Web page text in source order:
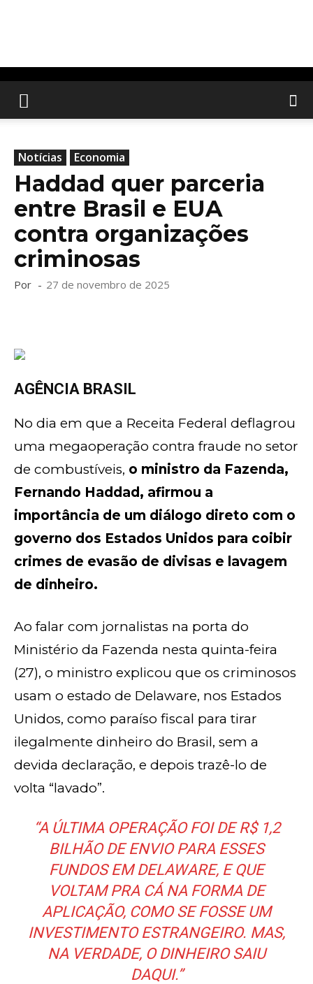
Notícias Economia
Haddad quer parceria
entre Brasil e EUA
contra organizações
criminosas
Por - 27 de novembro de 2025
AGÊNCIA BRASIL
No dia em que a Receita Federal deflagrou
uma megaoperação contra fraude no setor
de combustíveis, o ministro da Fazenda,
Fernando Haddad, afirmou a
importância de um diálogo direto com o
governo dos Estados Unidos para coibir
crimes de evasão de divisas e lavagem
de dinheiro.
Ao falar com jornalistas na porta do
Ministério da Fazenda nesta quinta-feira
(27), o ministro explicou que os criminosos
usam o estado de Delaware, nos Estados
Unidos, como paraíso fiscal para tirar
ilegalmente dinheiro do Brasil, sem a
devida declaração, e depois trazê-lo de
volta “lavado”.
“A ÚLTIMA OPERAÇÃO FOI DE R$ 1,2
BILHÃO DE ENVIO PARA ESSES
FUNDOS EM DELAWARE, E QUE
VOLTAM PRA CÁ NA FORMA DE
APLICAÇÃO, COMO SE FOSSE UM
INVESTIMENTO ESTRANGEIRO. MAS,
NA VERDADE, O DINHEIRO SAIU
DAQUI.”